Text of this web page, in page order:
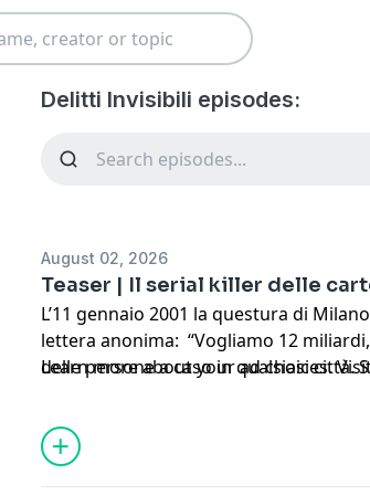
Delitti Invisibili episodes:
August 02, 2026
Teaser | Il serial killer delle
L’11 gennaio 2001 la questura di
lettera anonima: “Vogliamo 12
delle persone a caso in qualsiasi città.
Quello che sembra solo il delirio di
presto in una scia di delitti che per
scacco la città di Padova. Questa è la
carte da gioco.
Learn more about your ad choices.